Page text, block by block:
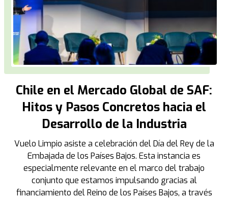
Chile en el Mercado Global de SAF:
Hitos y Pasos Concretos hacia el
Desarrollo de la Industria
Vuelo Limpio asiste a celebración del Día del Rey de la
Embajada de los Países Bajos. Esta instancia es
especialmente relevante en el marco del trabajo
conjunto que estamos impulsando gracias al
financiamiento del Reino de los Países Bajos, a través